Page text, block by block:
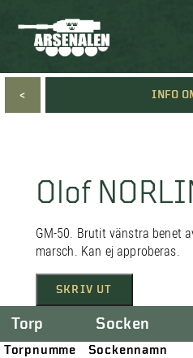
< INFO
Olof
GM-50. Brutit vänstra benet
marsch. Kan ej approberas.
SKRIV UT
Torp
Torpnumme
Socken
Sockennamn